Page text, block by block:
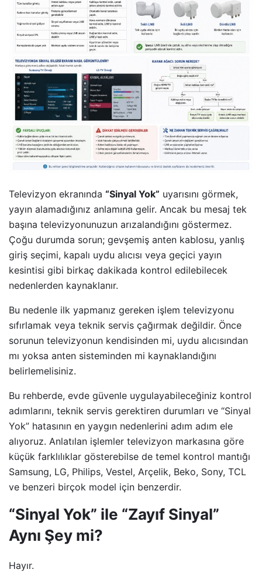
Televizyon ekranında “Sinyal Yok” uyarısını görmek,
yayın alamadığınız anlamına gelir. Ancak bu mesaj tek
başına televizyonunuzun arızalandığını göstermez.
Çoğu durumda sorun; gevşemiş anten kablosu, yanlış
giriş seçimi, kapalı uydu alıcısı veya geçici yayın
kesintisi gibi birkaç dakikada kontrol edilebilecek
nedenlerden kaynaklanır.
Bu nedenle ilk yapmanız gereken işlem televizyonu
sıfırlamak veya teknik servis çağırmak değildir. Önce
sorunun televizyonun kendisinden mi, uydu alıcısından
mı yoksa anten sisteminden mi kaynaklandığını
belirlemelisiniz.
Bu rehberde, evde güvenle uygulayabileceğiniz kontrol
adımlarını, teknik servis gerektiren durumları ve “Sinyal
Yok” hatasının en yaygın nedenlerini adım adım ele
alıyoruz. Anlatılan işlemler televizyon markasına göre
küçük farklılıklar gösterebilse de temel kontrol mantığı
Samsung, LG, Philips, Vestel, Arçelik, Beko, Sony, TCL
ve benzeri birçok model için benzerdir.
“Sinyal Yok” ile “Zayıf Sinyal”
Aynı Şey mi?
Hayır.